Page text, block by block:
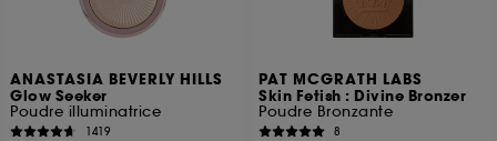
ANASTASIA BEVERLY HILLS
Glow Seeker
Poudre illuminatrice
1419
PAT MCGRATH LABS
Skin Fetish : Divine Bronzer
Poudre Bronzante
8